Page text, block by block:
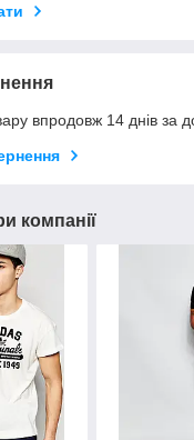
впродовж 14 днів за
компанії